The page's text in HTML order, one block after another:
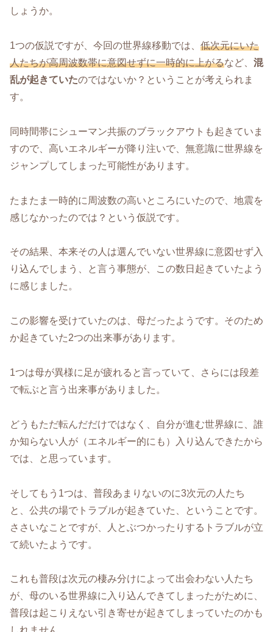
しょうか。
1つの仮説ですが、今回の世界線移動では、 低次元にいた
人たちが高周波数帯に意図せずに一時的に上がるなど、 混
乱が起きていたのではないか？ということが考えられま
す。
同時間帯にシューマン共振のブラックアウトも起きていま
すので、高いエネルギーが降り注いで、無意識に世界線を
ジャンプしてしまった可能性があります。
たまたま一時的に周波数の高いところにいたので、地震を
感じなかったのでは？という仮説です。
その結果、本来その人は選んでいない世界線に意図せず入
り込んでしまう、と言う事態が、この数日起きていたよう
に感じました。
この影響を受けていたのは、母だったようです。そのため
か起きていた2つの出来事があります。
1つは母が異様に足が疲れると言っていて、さらには段差
で転ぶと言う出来事がありました。
どうもただ転んだだけではなく、自分が進む世界線に、誰
か知らない人が（エネルギー的にも）入り込んできたから
では、と思っています。
そしてもう1つは、普段あまりないのに3次元の人たち
と、公共の場でトラブルが起きていた、ということです。
ささいなことですが、人とぶつかったりするトラブルが立
て続いたようです。
これも普段は次元の棲み分けによって出会わない人たち
が、母のいる世界線に入り込んできてしまったがために、
普段は起こりえない引き寄せが起きてしまっていたのかも